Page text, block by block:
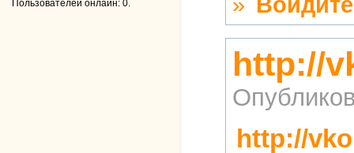
Пользователей онлайн: 0.
http://
http://